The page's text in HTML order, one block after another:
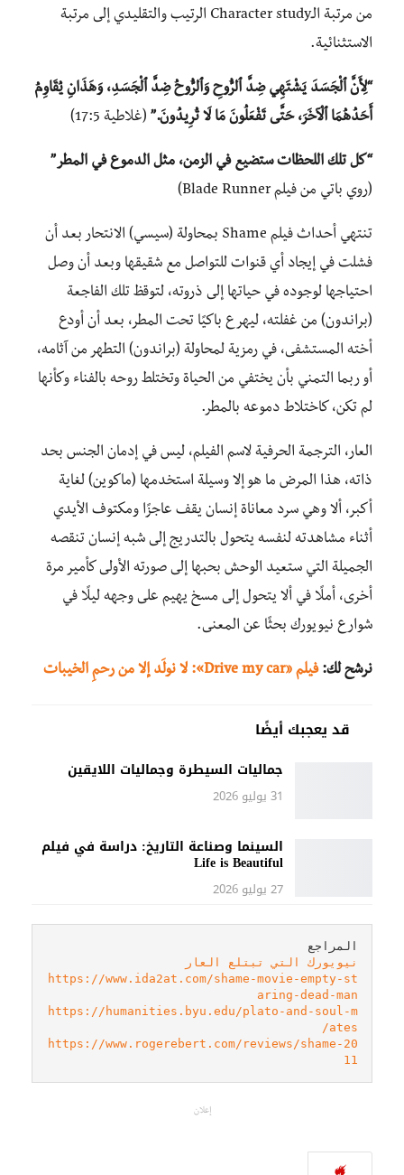
من مرتبة الـCharacter study الرتيب والتقليدي إلى مرتبة
الاستثنائية.
“لِأَنَّ ٱلْجَسَدَ يَشْتَهِي ضِدَّ ٱلرُّوحِ وَٱلرُّوحُ ضِدَّ ٱلْجَسَدِ، وَهَذَانِ يُقَاوِمُ
أَحَدُهُمَا ٱلْآخَرَ، حَتَّى تَفْعَلُونَ مَا لَا تُرِيدُونَ.” (غلاطية 17:5)
“كل تلك اللحظات ستضيع في الزمن، مثل الدموع في المطر”
(روي باتي من فيلم Blade Runner)
تنتهي أحداث فيلم Shame بمحاولة (سيسي) الانتحار بعد أن
فشلت في إيجاد أي قنوات للتواصل مع شقيقها وبعد أن وصل
احتياجها لوجوده في حياتها إلى ذروته، لتوقظ تلك الفاجعة
(براندون) من غفلته، ليهرع باكيًا تحت المطر، بعد أن أودع
أخته المستشفى، في رمزية لمحاولة (براندون) التطهر من آثامه،
أو ربما التمني بأن يختفي من الحياة وتختلط روحه بالفناء وكأنها
لم تكن، كاختلاط دموعه بالمطر.
العار، الترجمة الحرفية لاسم الفيلم، ليس في إدمان الجنس بحد
ذاته، هذا المرض ما هو إلا وسيلة استخدمها (ماكوين) لغاية
أكبر، ألا وهي سرد معاناة إنسان يقف عاجزًا ومكتوف الأيدي
أثناء مشاهدته لنفسه يتحول بالتدريج إلى شبه إنسان تنقصه
الجميلة التي ستعيد الوحش بحبها إلى صورته الأولى كأمير مرة
أخرى، أملًا في ألا يتحول إلى مسخ يهيم على وجهه ليلًا في
شوارع نيويورك بحثًا عن المعنى.
نرشح لك:فيلم «Drive my car»: لا نولَد إلا من رحمِ الخيبات
قد يعجبك أيضًا
جماليات السيطرة وجماليات اللايقين
31 يوليو 2026
السينما وصناعة التاريخ: دراسة في فيلم
Life is Beautiful
27 يوليو 2026
المراجع
نيويورك التي تبتلع العار
https://www.ida2at.com/shame-movie-empty-st
aring-dead-man
https://humanities.byu.edu/plato-and-soul-m
ates/
https://www.rogerebert.com/reviews/shame-20
11
إعلان